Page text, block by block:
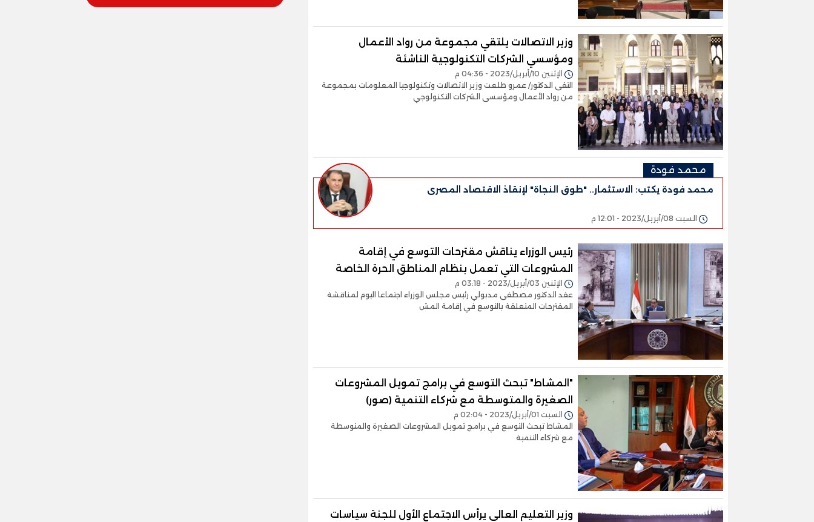
وزير الاتصالات يلتقي مجموعة من رواد الأعمال
ومؤسسي الشركات التكنولوجية الناشئة
الإثنين 10/أبريل/2023 - 04:36 م
التقى الدكتور/ عمرو طلعت وزير الاتصالات وتكنولوجيا المعلومات بمجموعة
من رواد الأعمال ومؤسسى الشركات التكنولوجي
محمد فودة
محمد فودة يكتب: الاستثمار.. "طوق النجاة" لإنقاذ الاقتصاد المصرى
السبت 08/أبريل/2023 - 12:01 م
رئيس الوزراء يناقش مقترحات التوسع في إقامة
المشروعات التي تعمل بنظام المناطق الحرة الخاصة
الإثنين 03/أبريل/2023 - 03:18 م
عقد الدكتور مصطفى مدبولي رئيس مجلس الوزراء اجتماعا اليوم لمناقشة
المقترحات المتعلقة بالتوسع في إقامة المش
"المشاط" تبحث التوسع في برامج تمويل المشروعات
الصغيرة والمتوسطة مع شركاء التنمية (صور)
السبت 01/أبريل/2023 - 02:04 م
المشاط تبحث التوسع في برامج تمويل المشروعات الصغيرة والمتوسطة
مع شركاء التنمية
وزير التعليم العالي يرأس الاجتماع الأول للجنة سياسات